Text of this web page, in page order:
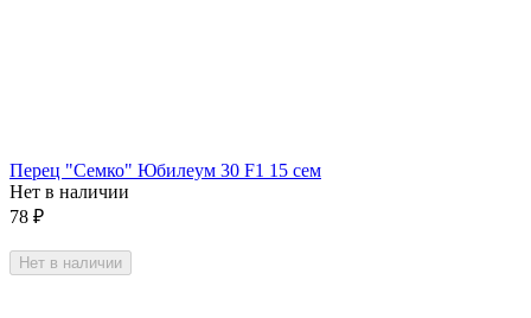
Перец "Семко" Юбилеум 30 F1 15 сем
Нет в наличии
78 ₽
Нет в наличии